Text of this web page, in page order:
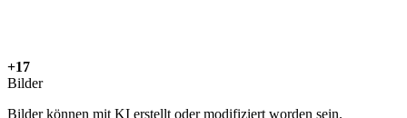
+17
Bilder
Bilder können mit KI erstellt oder modifiziert worden sein.